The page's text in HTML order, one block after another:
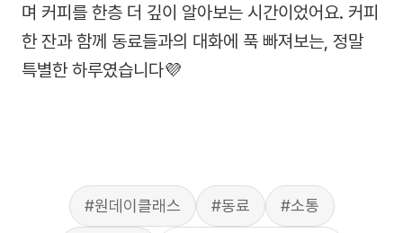
며 커피를 한층 더 깊이 알아보는 시간이었어요. 커피
한 잔과 함께 동료들과의 대화에 푹 빠져보는, 정말
특별한 하루였습니다💜
#원데이클래스 #동료 #소통